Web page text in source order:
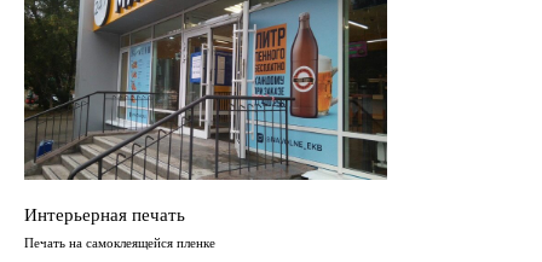
Интерьерная печать
Печать на самоклеящейся пленке